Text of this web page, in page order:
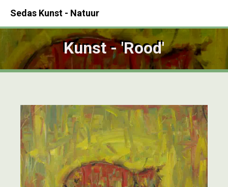
Sedas Kunst - Natuur
Kunst - 'Rood'